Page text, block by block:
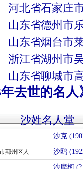
河北省石家庄
山东省德州市
山东省烟台市
浙江省湖州市
山东省聊城市
去世的名人
沙姓名人堂
沙克
鄞州区人 沙鸥
沙摩柯